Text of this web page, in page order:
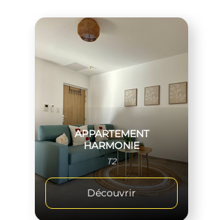
APPARTEMENT
HARMONIE
T2
Découvrir